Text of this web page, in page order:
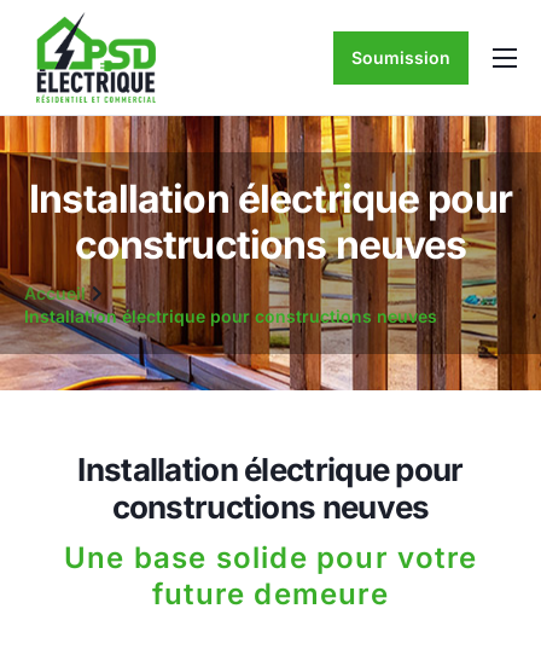
ACCUEIL
À PROPOS
SERVICES D’ÉLECTRICITÉ
CONTACTEZ-NOUS
Soumission
Installation électrique pour
constructions neuves
Accueil
Installation électrique pour constructions neuves
Installation électrique pour
constructions neuves
Une base solide pour votre
future demeure